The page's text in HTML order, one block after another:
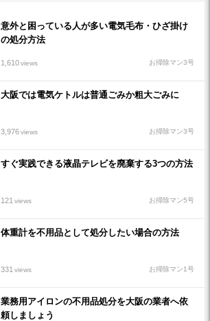
意外と困っている人が多い電気毛布・ひざ掛け
の処分方法
1,610views お掃除マン3号
大阪では電気ケトルは普通ごみか粗大ごみに
3,976views お掃除マン3号
すぐ実践できる液晶テレビを廃棄する3つの方法
121 views お掃除マン5号
体重計を不用品として処分したい場合の方法
331 views お掃除マン1号
業務用アイロンの不用品処分を大阪の業者へ依
頼しましょう